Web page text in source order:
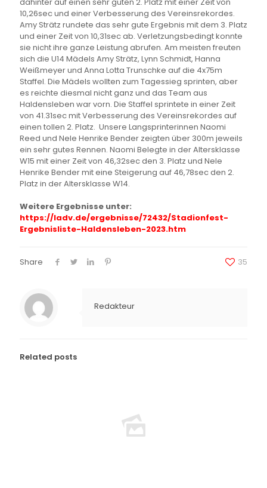
10,26sec und einer Verbesserung des Vereinsrekordes.
Amy Strätz rundete das sehr gute Ergebnis mit dem 3. Platz
und einer Zeit von 10,31sec ab. Verletzungsbedingt konnte
sie nicht ihre ganze Leistung abrufen. Am meisten freuten
sich die U14 Mädels Amy Strätz, Lynn Schmidt, Hanna
Weißmeyer und Anna Lotta Trunschke auf die 4x75m
Staffel. Die Mädels wollten zum Tagessieg sprinten, aber
es reichte diesmal nicht ganz und das Team aus
Haldensleben war vorn. Die Staffel sprintete in einer Zeit
von 41.31sec mit Verbesserung des Vereinsrekordes auf
einen tollen 2. Platz. Unsere Langsprinterinnen Naomi
Reed und Nele Henrike Bender zeigten über 300m jeweils
ein sehr gutes Rennen. Naomi Belegte in der Altersklasse
W15 mit einer Zeit von 46,32sec den 3. Platz und Nele
Henrike Bender mit eine Steigerung auf 46,78sec den 2.
Platz in der Altersklasse W14.
Weitere Ergebnisse unter:
https://ladv.de/ergebnisse/72432/Stadionfest-
Ergebnisliste-Haldensleben-2023.htm
Share 35
Redakteur
Related posts